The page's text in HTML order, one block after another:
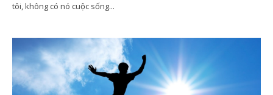
tôi, không có nó cuộc sống...